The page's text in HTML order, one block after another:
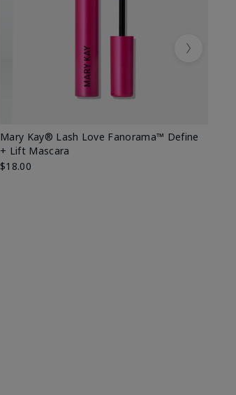
Mary Kay® Lash Love Fanorama™ Define
+ Lift Mascara
$18.00
Next